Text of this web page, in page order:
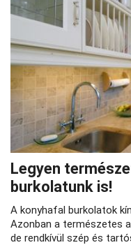
Legyen
burkolatunk is!
A konyhafal burkolatok
Azonban a természetes
de rendkívül szép és